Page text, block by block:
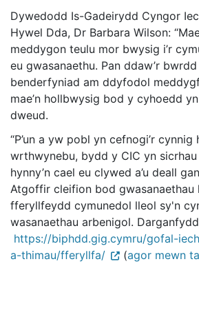
Dywedodd Is-Gadeirydd Cyngor
Hywel Dda, Dr Barbara Wilson:
meddygon teulu mor bwysig i’r
eu gwasanaethu. Pan ddaw’r
benderfyniad am ddyfodol
mae’n hollbwysig bod y cyhoedd
dweud.
“P’un a yw pobl yn cefnogi’r cynnig
wrthwynebu, bydd y CIC yn
hynny’n cael eu clywed a’u deall
Atgoffir cleifion bod
fferyllfeydd cymunedol lleol sy'n
wasanaethau arbenigol.
https://biphdd.gig.cymru/gofal-
a-thimau/fferyllfa/
(agor mewn